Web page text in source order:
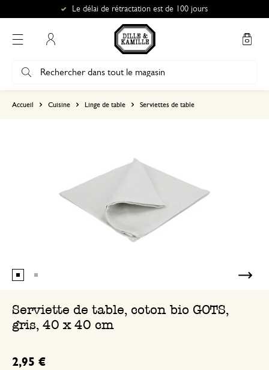
Le délai de rétractation est de 100 jours
Accueil Cuisine Linge de table Serviettes de table
Serviette de table, coton bio GOTS,
gris, 40 x 40 cm
2,95 €